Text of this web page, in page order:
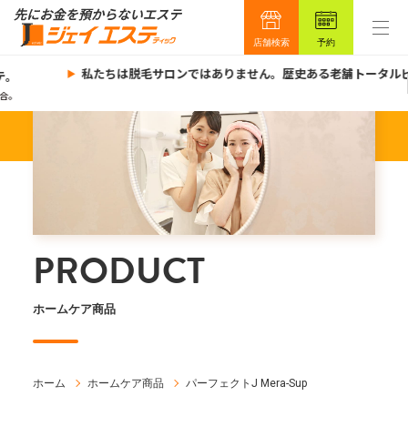
店舗検索 予約
私たちは脱毛サロンではありません。歴史ある老舗トータルビ
PRODUCT
ホームケア商品
ホーム ホームケア商品 パーフェクトJ Mera-Sup